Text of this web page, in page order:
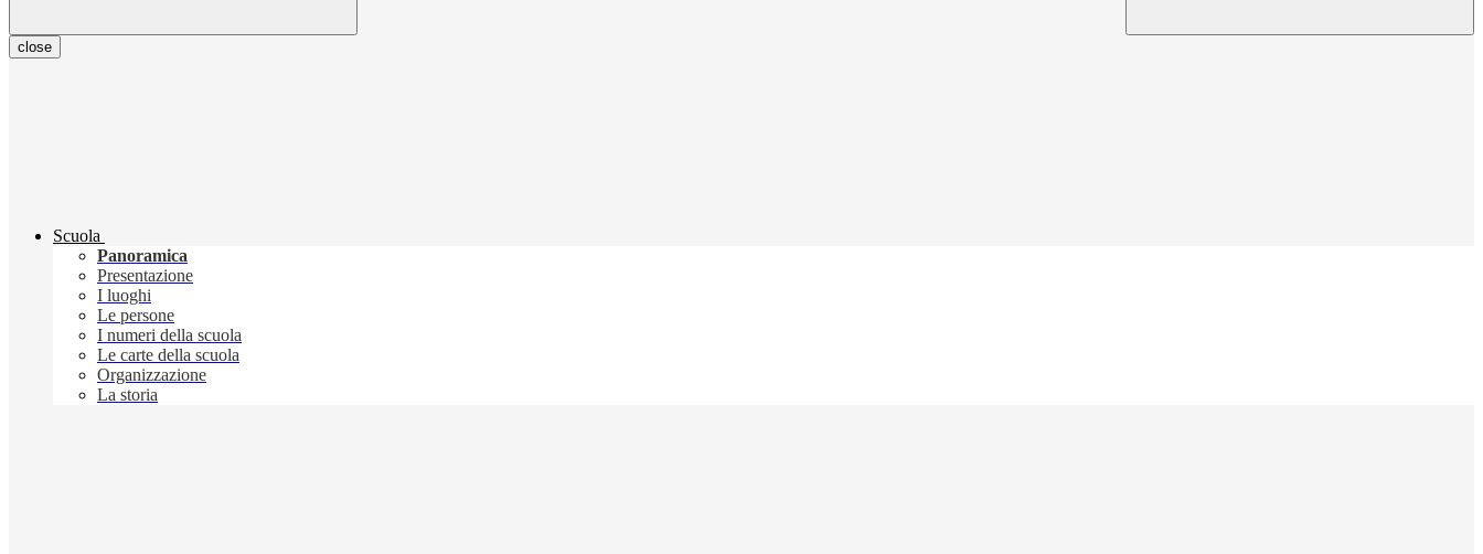
close
Scuola
Panoramica
Presentazione
I luoghi
Le persone
I numeri della scuola
Le carte della scuola
Organizzazione
La storia